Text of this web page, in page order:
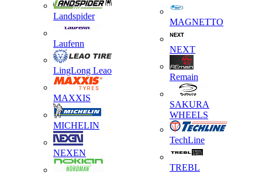
Landspider
Laufenn
LingLong Leao
MAXXIS
MICHELIN
NEXEN
MAGNETTO
NEXT
Remain
SAKURA
WHEELS
TechLine
TREBL